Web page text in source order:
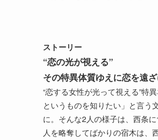
ストーリー
“恋の光が視える”
その特異体質ゆえに恋を遠
“恋する女性が光って視える”特
というものを知りたい」と言う
に。そんな2人の様子は、西条
人を略奪してばかりの宿木は、